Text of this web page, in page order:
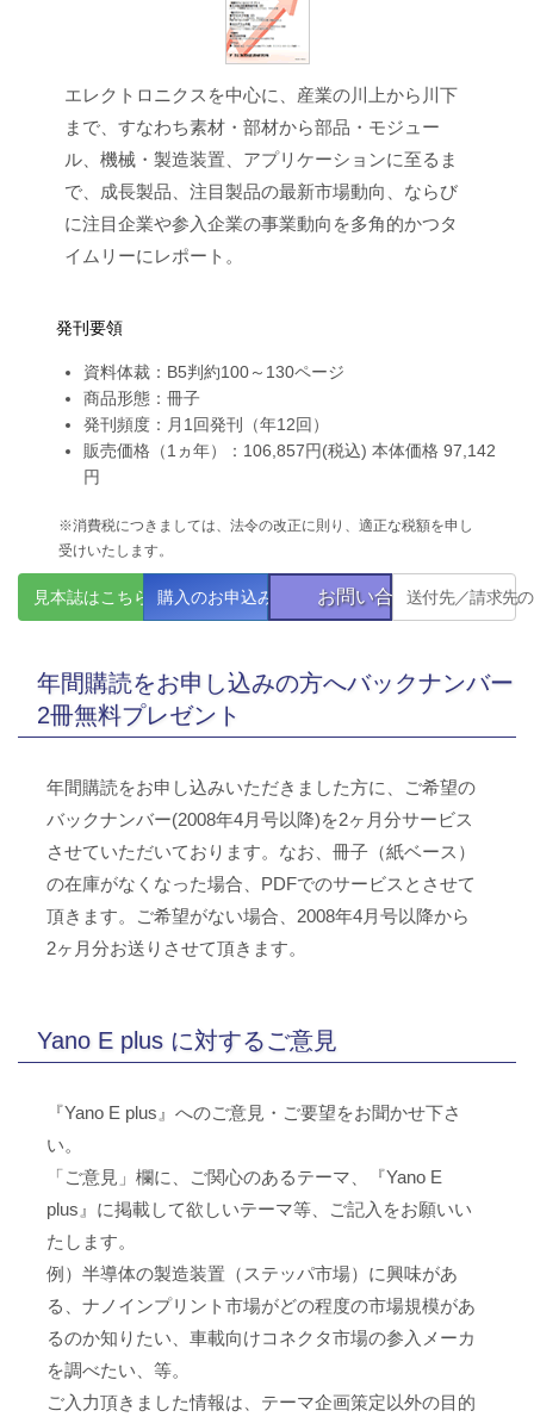
エレクトロニクスを中心に、産業の川上から川下
まで、すなわち素材・部材から部品・モジュー
ル、機械・製造装置、アプリケーションに至るま
で、成長製品、注目製品の最新市場動向、ならび
に注目企業や参入企業の事業動向を多角的かつタ
イムリーにレポート。
発刊要領
資料体裁：B5判約100～130ページ
商品形態：冊子
発刊頻度：月1回発刊（年12回）
販売価格（1ヵ年）：106,857円(税込) 本体価格 97,142
円
※消費税につきましては、法令の改正に則り、適正な税額を申し
受けいたします。
見本誌はこちら 購入のお申込み お問い合わせ送付先／請求先
年間購読をお申し込みの方へバックナンバー
2冊無料プレゼント
年間購読をお申し込みいただきました方に、ご希望の
バックナンバー(2008年4月号以降)を2ヶ月分サービス
させていただいております。なお、冊子（紙ベース）
の在庫がなくなった場合、PDFでのサービスとさせて
頂きます。ご希望がない場合、2008年4月号以降から
2ヶ月分お送りさせて頂きます。
Yano E plus に対するご意見
『Yano E plus』へのご意見・ご要望をお聞かせ下さ
い。
「ご意見」欄に、ご関心のあるテーマ、『Yano E
plus』に掲載して欲しいテーマ等、ご記入をお願いい
たします。
例）半導体の製造装置（ステッパ市場）に興味があ
る、ナノインプリント市場がどの程度の市場規模があ
るのか知りたい、車載向けコネクタ市場の参入メーカ
を調べたい、等。
ご入力頂きました情報は、テーマ企画策定以外の目的